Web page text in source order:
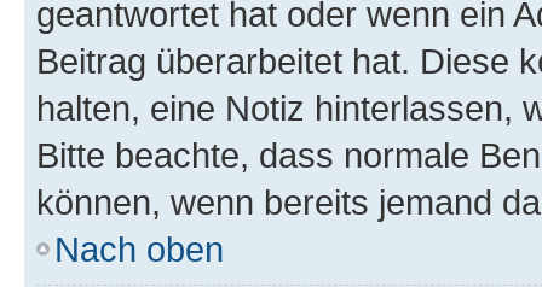
geantwortet hat oder wenn ein
Beitrag überarbeitet hat. Diese
halten, eine Notiz hinterlassen,
Bitte beachte, dass normale
können, wenn bereits jemand
Nach oben